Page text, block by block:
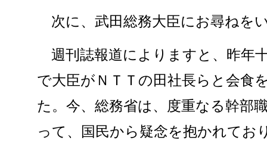
次に、武田総務大臣にお尋ねを
週刊誌報道によりますと、昨年
で大臣がＮＴＴの田社長らと会食
た。今、総務省は、度重なる幹部
って、国民から疑念を抱かれてお